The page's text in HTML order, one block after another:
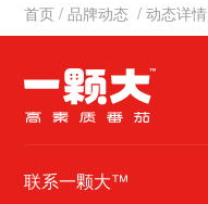
首页 /品牌动态 / 动态详情
联系一颗大™